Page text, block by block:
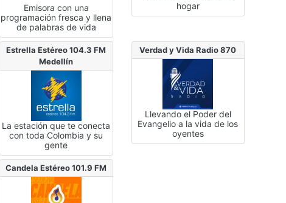
Emisora con una
programación fresca y llena
de palabras de vida
hogar
Estrella Estéreo 104.3 FM
Medellín
La estación que te conecta
con toda Colombia y su
gente
Verdad y Vida Radio 870
Llevando el Poder del
Evangelio a la vida de los
oyentes
Candela Estéreo 101.9 FM